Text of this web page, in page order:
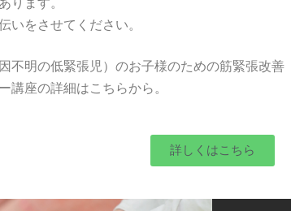
ります。
いをさせてください。
不明の低緊張児）のお子様のための筋緊張改善
講座の詳細はこちらから。
詳しくはこちら